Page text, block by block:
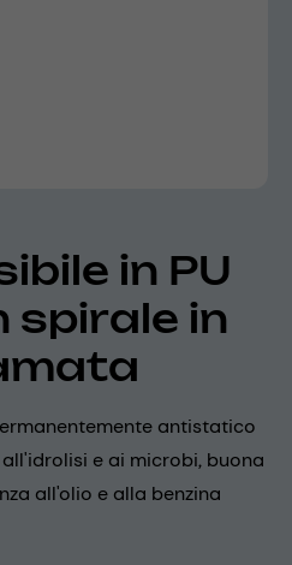
in PU
spirale in
antistatico
all'idrolisi e ai microbi, buona
all'olio e alla benzina